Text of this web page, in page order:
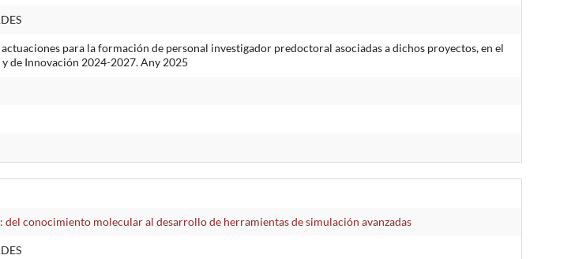
para la formación de personal investigador predoctoral asociadas a dichos proyectos, en el
de Innovación 2024-2027. Any 2025
conocimiento molecular al desarrollo de herramientas de simulación avanzadas